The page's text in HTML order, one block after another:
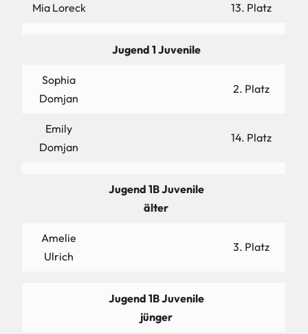
Mia Loreck 13. Platz
Jugend 1 Juvenile
Sophia
Domjan
2. Platz
Emily
Domjan
14. Platz
Jugend 1B Juvenile
älter
Amelie
Ulrich
3. Platz
Jugend 1B Juvenile
jünger